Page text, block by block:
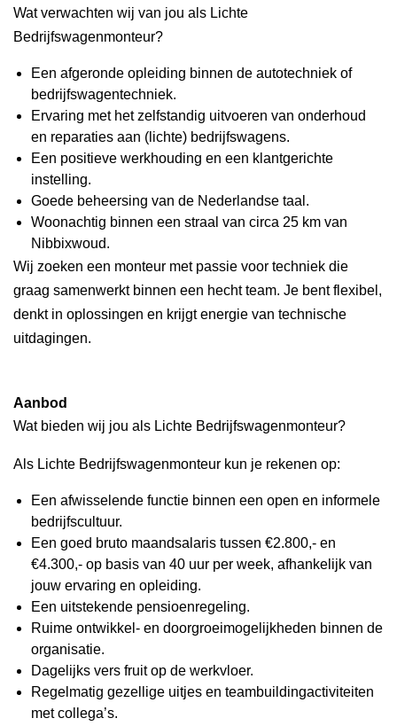
Wat verwachten wij van jou als Lichte
Bedrijfswagenmonteur?
Een afgeronde opleiding binnen de autotechniek of
bedrijfswagentechniek.
Ervaring met het zelfstandig uitvoeren van onderhoud
en reparaties aan (lichte) bedrijfswagens.
Een positieve werkhouding en een klantgerichte
instelling.
Goede beheersing van de Nederlandse taal.
Woonachtig binnen een straal van circa 25 km van
Nibbixwoud.
Wij zoeken een monteur met passie voor techniek die
graag samenwerkt binnen een hecht team. Je bent flexibel,
denkt in oplossingen en krijgt energie van technische
uitdagingen.
Aanbod
Wat bieden wij jou als Lichte Bedrijfswagenmonteur?
Als Lichte Bedrijfswagenmonteur kun je rekenen op:
Een afwisselende functie binnen een open en informele
bedrijfscultuur.
Een goed bruto maandsalaris tussen €2.800,- en
€4.300,- op basis van 40 uur per week, afhankelijk van
jouw ervaring en opleiding.
Een uitstekende pensioenregeling.
Ruime ontwikkel- en doorgroeimogelijkheden binnen de
organisatie.
Dagelijks vers fruit op de werkvloer.
Regelmatig gezellige uitjes en teambuildingactiviteiten
met collega’s.